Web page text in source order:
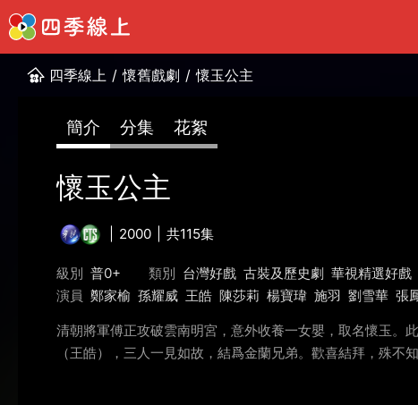
四季線上 / 懷舊戲劇 / 懷玉公主
簡介 分集 花絮
懷玉公主
2000 共115集
級別 普0+ 類別 台灣好戲 古裝及歷史劇 華視精選好戲
演員 鄭家榆 孫耀威 王皓 陳莎莉 楊寶瑋 施羽 劉雪華 張
清朝將軍傅正攻破雲南明宮，意外收養一女嬰，取名懷玉。
（王皓），三人一見如故，結爲金蘭兄弟。歡喜結拜，殊不